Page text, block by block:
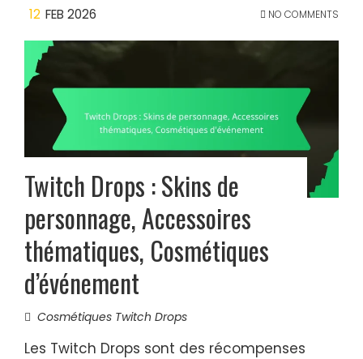
12 FEB 2026 NO COMMENTS
Twitch Drops : Skins de
personnage, Accessoires
thématiques, Cosmétiques
d’événement
Cosmétiques Twitch Drops
Les Twitch Drops sont des récompenses